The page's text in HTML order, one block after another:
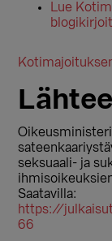
Lue
seksuaali- ja
Saatavilla:
https://
66